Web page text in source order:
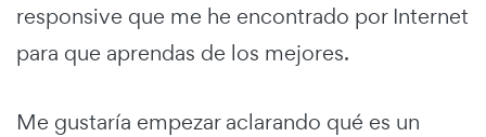
responsive que me he encontrado por Internet
para que aprendas de los mejores.
Me gustaría empezar aclarando qué es un